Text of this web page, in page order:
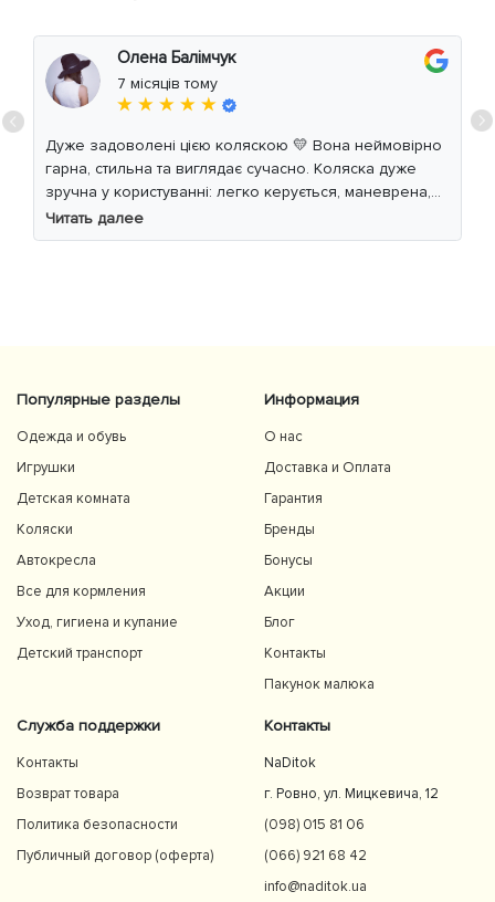
Олена Балімчук
7 місяців тому
★ ★ ★ ★ ★
Дуже задоволені цією коляскою 💛 Вона неймовірно
гарна, стильна та виглядає сучасно. Коляска дуже
зручна у користуванні: легко керується, маневрена,
м’який хід навіть по нерівній дорозі. Дитині
комфортно, просторе сидіння та великий капюшон
Читать далее
Популярные разделы
Одежда и обувь
Игрушки
Детская комната
Коляски
Автокресла
Все для кормления
Уход, гигиена и купание
Детский транспорт
Информация
О нас
Доставка и Оплата
Гарантия
Бренды
Бонусы
Акции
Блог
Контакты
Пакунок малюка
Служба поддержки
Контакты
Возврат товара
Политика безопасности
Публичный договор (оферта)
Контакты
NaDitok
г. Ровно, ул. Мицкевича, 12
(098) 015 81 06
(066) 921 68 42
info@naditok.ua